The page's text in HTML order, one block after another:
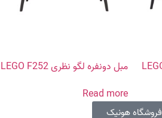
مبل دونفره لگو نظری LEGO F252
Read more
فروشگاه هونیک